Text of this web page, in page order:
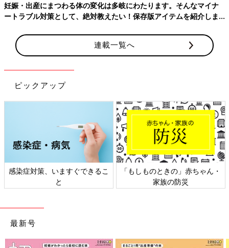
出典：Instagramアカウント「kii_mamaraku」
きぃさんが購入した「折りたたみキャリーカート」は、1,100円
商品。荷物が多くなりがちなレジャーやお買い物に便利なアイテ
ムです。使わないときはコンパクトに折りたためるので、収納も
しやすく安心！重い荷物の持ち運びをラクにしてくれますよ。
妊娠・出産にまつわる体の変化は多岐にわたります。そんなマイナ
ートラブル対策として、絶対教えたい！保存版アイテムを紹介しま
連載一覧へ
ピックアップ
感染症対策、いますぐできるこ
と
「もしものときの」赤ちゃん・
家族の防災
最新号